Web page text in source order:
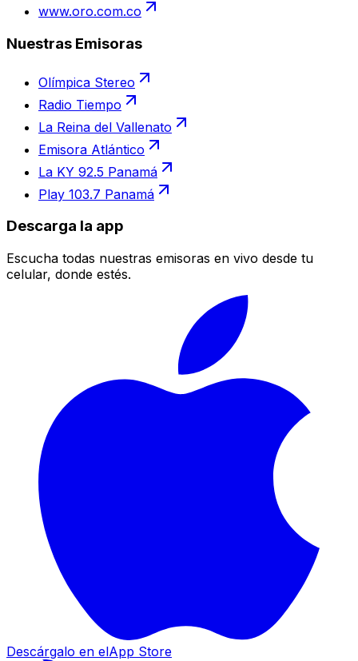
www.oro.com.co
Nuestras Emisoras
Olímpica Stereo
Radio Tiempo
La Reina del Vallenato
Emisora Atlántico
La KY 92.5 Panamá
Play 103.7 Panamá
Descarga la app
Escucha todas nuestras emisoras en vivo desde tu
celular, donde estés.
Descárgalo en elApp Store